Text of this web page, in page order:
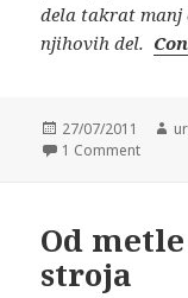
dela takrat
njihovih del.
Posted
on
27/07/2011
1 Comment
Od
stroja